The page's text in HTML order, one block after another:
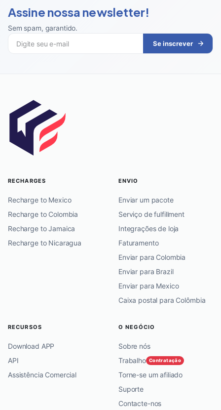
Assine nossa newsletter!
Sem spam, garantido.
Se inscrever
RECHARGES
Recharge to Mexico
Recharge to Colombia
Recharge to Jamaica
Recharge to Nicaragua
ENVIO
Enviar um pacote
Serviço de fulfillment
Integrações de loja
Faturamento
Enviar para Colombia
Enviar para Brazil
Enviar para Mexico
Caixa postal para Colômbia
RECURSOS
Download APP
API
Assistência Comercial
O NEGÓCIO
Sobre nós
Trabalho Contratação
Torne-se um afiliado
Suporte
Contacte-nos